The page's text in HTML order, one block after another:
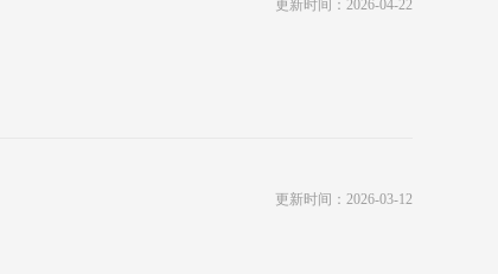
更新时间：2026-04-22
更新时间：2026-03-12